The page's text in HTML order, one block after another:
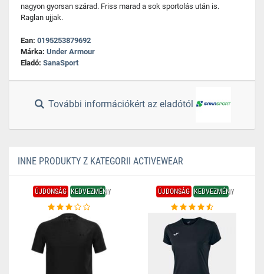
nagyon gyorsan szárad. Friss marad a sok sportolás után is.
Raglan ujjak.
Ean: 0195253879692
Márka: Under Armour
Eladó: SanaSport
További információkért az eladótól
INNE PRODUKTY Z KATEGORII ACTIVEWEAR
ÚJDONSÁG KEDVEZMÉNY ÚJDONSÁG KEDVEZMÉNY